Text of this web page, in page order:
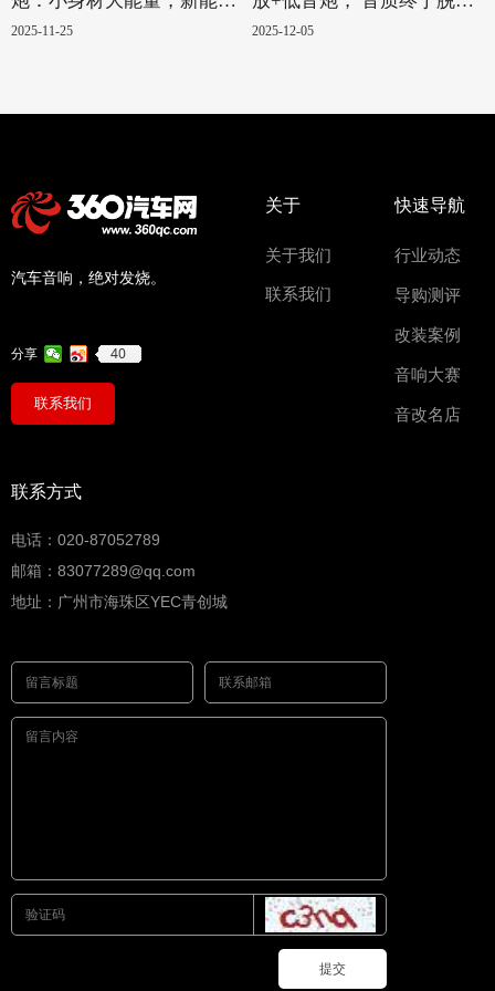
汽车的绝配！
2025-11-25
换骨
2025-12-05
联系我们
汽车音响，绝对发烧。
分享 40
关于
关于我们
联系我们
快速导航
行业动态
导购测评
改装案例
音响大赛
音改名店
提交
联系方式
电话：020-87052789
邮箱：83077289@qq.com
地址：广州市海珠区YEC青创城